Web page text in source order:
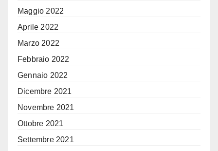
Maggio 2022
Aprile 2022
Marzo 2022
Febbraio 2022
Gennaio 2022
Dicembre 2021
Novembre 2021
Ottobre 2021
Settembre 2021